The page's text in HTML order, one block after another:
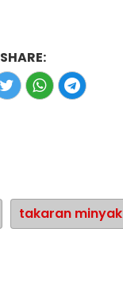
SHARE:
takaran minyak